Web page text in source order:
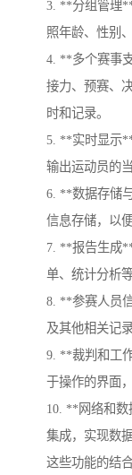
3. **分组管理
照年龄、性别
4. **多个赛事
接力、预赛、
时和记录。
5. **实时显示
输出运动员的
6. **数据存储
信息存储，以
7. **报告生成
单、统计分析
8. **参赛人员
及其他相关记录
9. **裁判和工
于操作的界面
10. **网络和
集成，实现数
这些功能的结